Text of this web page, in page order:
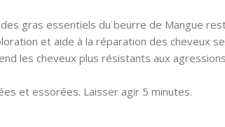
gras essentiels du beurre de Mangue
et aide à la réparation des cheveux
les cheveux plus résistants aux
et essorées. Laisser agir 5 minutes.